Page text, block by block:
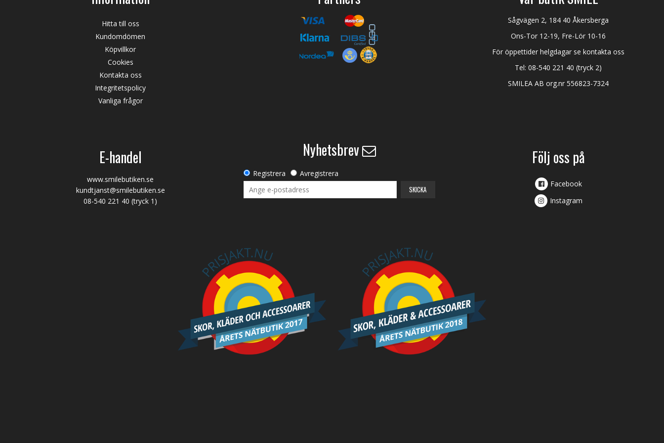
Hitta till oss
Kundomdömen
Köpvillkor
Cookies
Kontakta oss
Integritetspolicy
Vanliga frågor
Sågvägen 2, 184 40 Åkersberga
Ons-Tor 12-19, Fre-Lör 10-16
För öppettider helgdagar se kontakta oss
Tel:08-540 221 40 (tryck 2)
SMILEA AB org.nr 556823-7324
E-handel
www.smilebutiken.se
kundtjanst@smilebutiken.se
08-540 221 40 (tryck 1)
Nyhetsbrev
Registrera Avregistrera
SKICKA
Följ oss på
Facebook
Instagram